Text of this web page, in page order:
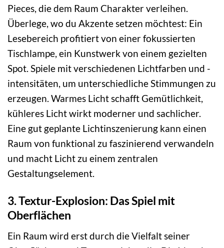
Pieces, die dem Raum Charakter verleihen.
Überlege, wo du Akzente setzen möchtest: Ein
Lesebereich profitiert von einer fokussierten
Tischlampe, ein Kunstwerk von einem gezielten
Spot. Spiele mit verschiedenen Lichtfarben und -
intensitäten, um unterschiedliche Stimmungen zu
erzeugen. Warmes Licht schafft Gemütlichkeit,
kühleres Licht wirkt moderner und sachlicher.
Eine gut geplante Lichtinszenierung kann einen
Raum von funktional zu faszinierend verwandeln
und macht Licht zu einem zentralen
Gestaltungselement.
3. Textur-Explosion: Das Spiel mit
Oberflächen
Ein Raum wird erst durch die Vielfalt seiner